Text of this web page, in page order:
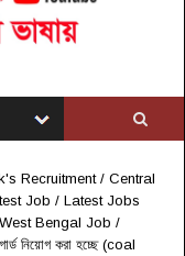
Recruitment/ Central
Job / Latest Jobs
West Bengal Job /
নিয়োগ করা হচ্ছে (coal